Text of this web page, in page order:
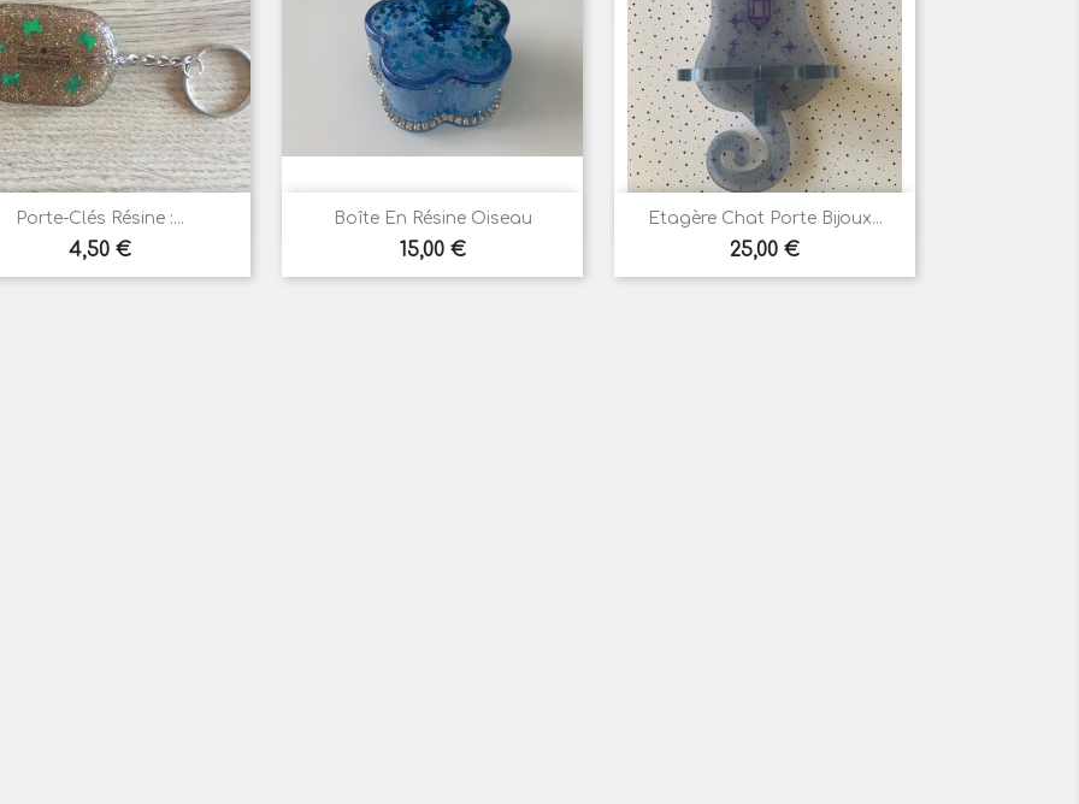
Porte-Clés Résine :...
Prix
4,50 €
Aperçu rapide Boîte En Résine Oiseau
Prix
15,00 €
Aperçu rapide Etagère Chat Porte Bijoux...
Prix
25,00 €
Aperçu rapide